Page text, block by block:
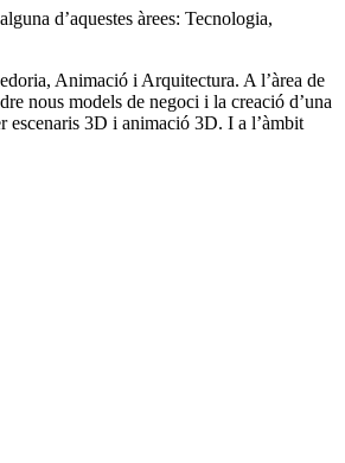
d’aquestes àrees: Tecnologia,
Animació i Arquitectura. A l’àrea de
nous models de negoci i la creació d’una
escenaris 3D i animació 3D. I a l’àmbit